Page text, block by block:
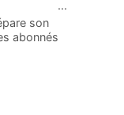
...
son
abonnés